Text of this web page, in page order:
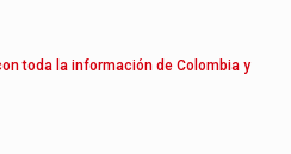
toda la información de Colombia y